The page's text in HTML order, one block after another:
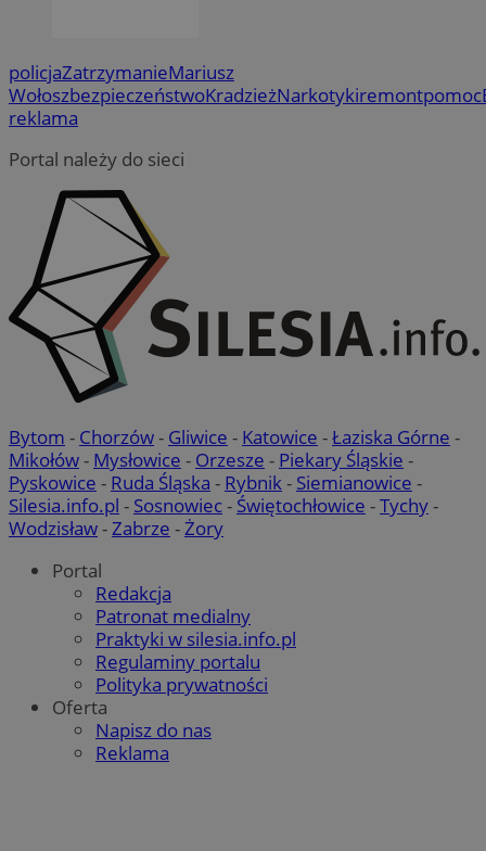
policjaZatrzymanieMariusz
WołoszbezpieczeństwoKradzieżNarkotykiremontpomoc
reklama
Portal należy do sieci
Bytom - Chorzów- Gliwice - Katowice -Łaziska Górne -
Mikołów- Mysłowice - Orzesze - Piekary Śląskie -
Pyskowice - Ruda Śląska - Rybnik- Siemianowice -
Silesia.info.pl - Sosnowiec- Świętochłowice -Tychy-
Wodzisław-Zabrze -Żory
Portal
Redakcja
Patronat medialny
Praktyki w silesia.info.pl
Regulaminy portalu
Polityka prywatności
Oferta
Napisz do nas
Reklama